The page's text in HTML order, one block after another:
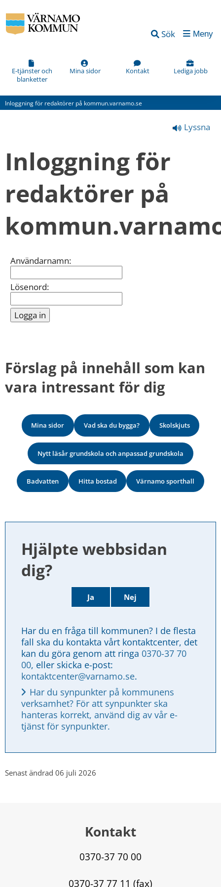
Sök Meny
E-tjänster och
blanketter
Mina sidor Kontakt Lediga jobb
Inloggning för redaktörer på kommun.varnamo.se
Lyssna
Inloggning för
redaktörer på
Inloggning
Användarnamn:
Lösenord:
Förslag på innehåll som kan
vara intressant för dig
Mina sidor Vad ska du bygga? Skolskjuts
Nytt läsår grundskola och anpassad grundskola
Badvatten Hitta bostad Värnamo sporthall
Hjälpte webbsidan
dig?
Ja Nej
Har du en fråga till kommunen? I de flesta
fall ska du kontakta vårt kontaktcenter, det
kan du göra genom att ringa 0370-37 70
00
kontaktcenter@varnamo.se.
Har du synpunkter på kommunens
verksamhet? För att synpunkter ska
hanteras korrekt, använd dig av vår e-
tjänst för synpunkter.
Vad
kan
förbättra
den
här
(obligatorisk)
kan
informationen
bättre
dig?
Webbadress
sidan
Senast ändrad 06 juli 2026
Kontakt
0370-37 70 00
0370-37 77 11 (fax)